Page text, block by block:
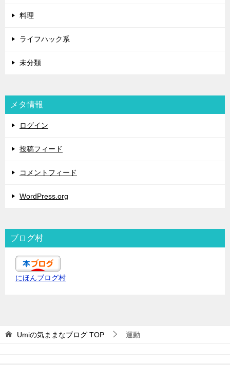
料理
ライフハック系
未分類
メタ情報
ログイン
投稿フィード
コメントフィード
WordPress.org
ブログ村
にほんブログ村
Umiの気ままなブログ TOP 運動